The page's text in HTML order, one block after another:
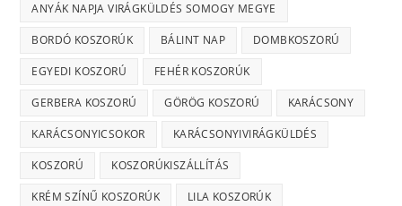
ANYÁK NAPJA VIRÁGKÜLDÉS SOMOGY MEGYE
BORDÓ KOSZORÚK BÁLINT NAP DOMBKOSZORÚ
EGYEDI KOSZORÚ FEHÉR KOSZORÚK
GERBERA KOSZORÚ GÖRÖG KOSZORÚ KARÁCSONY
KARÁCSONYICSOKOR KARÁCSONYIVIRÁGKÜLDÉS
KOSZORÚ KOSZORÚKISZÁLLÍTÁS
KRÉM SZÍNŰ KOSZORÚK LILA KOSZORÚK